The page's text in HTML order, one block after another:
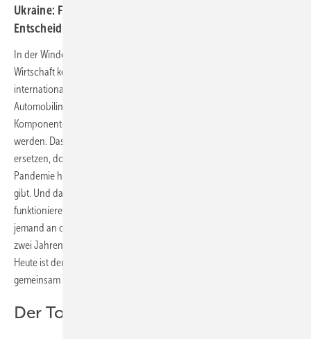
Ukraine: Führungskräfte sind mehr denn je gefordert,
Entscheidungen auf unsicherer Grundlage zu treffen.
In der Windenergiebranche herrscht wie in der gesamten deutschen
Wirtschaft kein Zweifel daran, dass der Krieg in der Ukraine die
internationalen Lieferketten weiter belasten wird. Aktuell leidet die
Automobilindustrie beispielsweise darunter, dass wichtige
Komponenten für elektronische Bordnetze aus der Ukraine bezogen
werden. Das lässt sich nicht von heute auf morgen gleichwertig
ersetzen, doch es werden sich Lösungen finden. Zwei Jahre Corona-
Pandemie haben Führungskräfte gelehrt, dass es immer einen Plan B
gibt. Und dass Dinge sehr schnell verändert werden können und
funktionieren, wenn die Situation es verlangt. Erinnert sich noch
jemand an die Befürchtungen zu Beginn der Corona-Pandemie vor
zwei Jahren, dass Homeoffice für Mitarbeiter nicht gutgehen kann?
Heute ist den meisten klar, dass die Zeiten, in denen (fast) alle
gemeinsam im Büro sitzen, endgültig vorbei sind.
Der Ton in Unternehmen wird rauer